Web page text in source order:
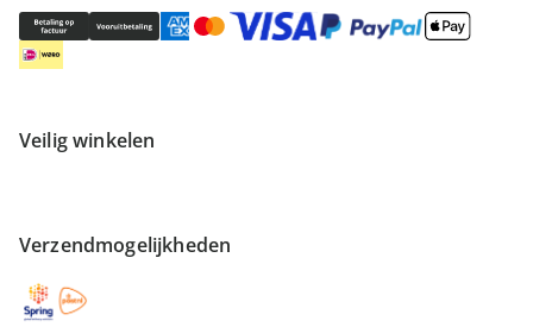
Veilig winkelen
Verzendmogelijkheden